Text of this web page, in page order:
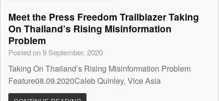
Meet the Press Freedom Trailblazer Taking
On Thailand’s Rising Misinformation
Problem
Posted on 9 September, 2020
Taking On Thailand’s Rising Misinformation Problem
Feature08.09.2020Caleb Quinley, Vice Asia